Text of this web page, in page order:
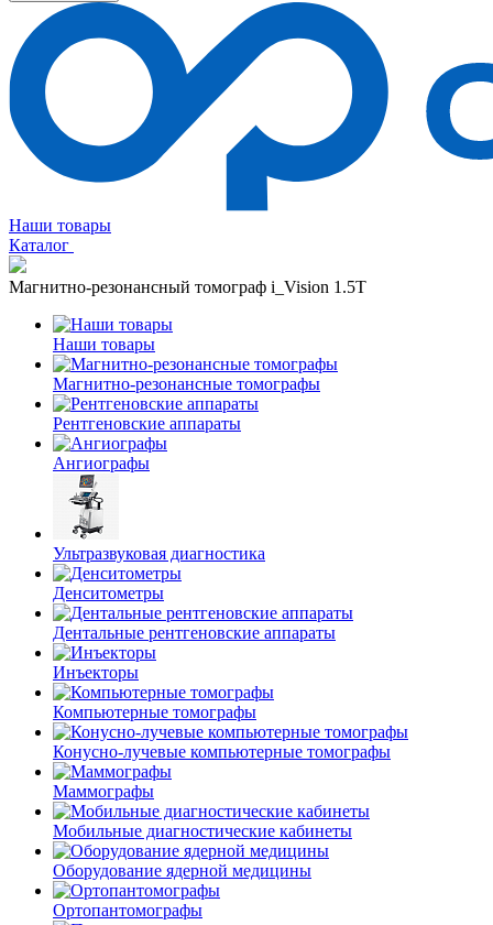
Наши товары
Каталог
Магнитно-резонансный томограф i_Vision 1.5T
Наши товары
Магнитно-резонансные томографы
Рентгеновские аппараты
Ангиографы
Ультразвуковая диагностика
Денситометры
Дентальные рентгеновские аппараты
Инъекторы
Компьютерные томографы
Конусно-лучевые компьютерные томографы
Маммографы
Мобильные диагностические кабинеты
Оборудование ядерной медицины
Ортопантомографы